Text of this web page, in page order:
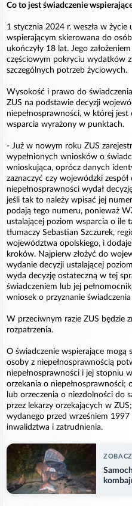
Co to jest świadczenie
1 stycznia 2024 r. weszła w życie
wspierającym skierowana do
ukończyły 18 lat. Jego
częściowym pokryciu wydatków
szczególnych potrzeb życiowych.
Wysokość i prawo do
ZUS na podstawie decyzji
niepełnosprawności, w której
wsparcia wyrażony w punktach.
- Już w nowym roku ZUS
wypełnionych wniosków o
wnioskująca, oprócz danych
zaznaczyć czy wojewódzki
niepełnosprawności wydał
jeśli tak to należy wpisać jej
podają tego numeru, ponieważ
ustalającej poziom wsparcia o ile
tłumaczy Sebastian Szczurek,
województwa opolskiego, i
kroków. Najpierw złożyć do
wydanie decyzji ustalającej
wyda decyzję ostateczną w tej
świadczeniem lub jej
wniosek o przyznanie
W przeciwnym razie ZUS będzie
rozpatrzenia.
O świadczenie wspierające mogą
osoby z niepełnosprawnością
niepełnosprawności i jej stopniu
orzekania o niepełnosprawności;
lub orzeczenia o niezdolności do
przez lekarzy orzekających w
wydanego przed wrześniem
inwalidztwa i zatrudnienia.